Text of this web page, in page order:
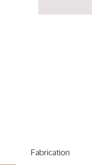
Fabrication